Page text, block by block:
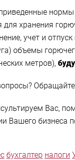
нормы
хранения
учет и
объемы
метров),
Вас,
Вашего бизнеса
бухгалтер налоги